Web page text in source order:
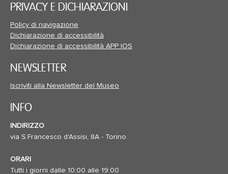
PRIVACY E DICHIARAZIONI
Policy di navigazione
Dichiarazione di accessibilità
Dichiarazione di accessibilità APP IOS
NEWSLETTER
Iscriviti alla Newsletter del Museo
INFO
INDIRIZZO
via S.Francesco d'Assisi, 8A - Torino
ORARI
Tutti i giorni dalle 10:00 alle 19:00